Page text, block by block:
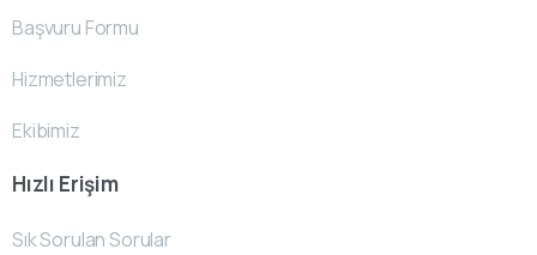
Başvuru Formu
Hizmetlerimiz
Ekibimiz
Hızlı Erişim
Sık Sorulan Sorular